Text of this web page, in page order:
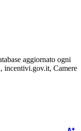
aggiornato ogni
Camere